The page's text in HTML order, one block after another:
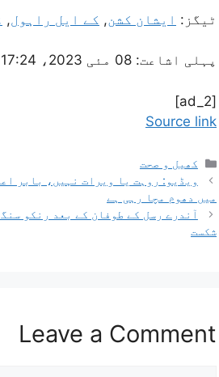
ٹیگز: ایشان کشن, کے ایل راہول,
پہلی اشاعت: 08 مئی 2023، 17:24 IST
[ad_2]
Source link
کھیل و صحت
ویڈیو: روہت یا ویرات نہیں، بابر
میں دھوم مچا رہی ہے
شکست
Leave a Comment